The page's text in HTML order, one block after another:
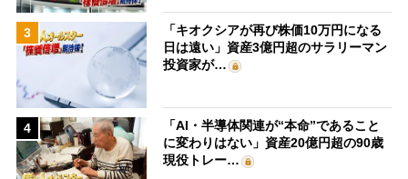
3
「キオクシアが再び株価10万円になる
日は遠い」資産3億円超のサラリーマン
投資家が…
4
「AI・半導体関連が“本命”であること
に変わりはない」資産20億円超の90歳
現役トレー…